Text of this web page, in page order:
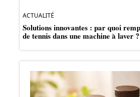
ACTUALITÉ
Solutions innovantes : par quoi
de tennis dans une machine à laver ?